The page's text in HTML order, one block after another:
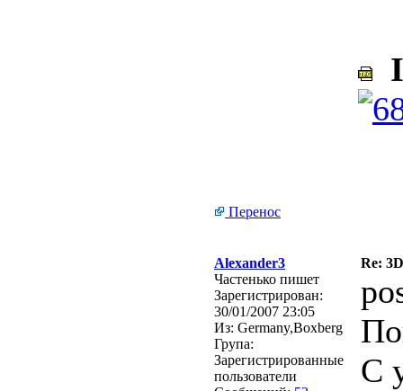
Перенос
Alexander3
Re:
Частенько пишет
Зарегистрирован:
30/01/2007 23:05
Из: Germany,Boxberg
Група:
Зарегистрированные
пользователи
С